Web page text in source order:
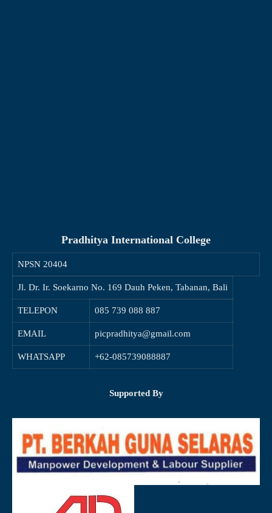
Pradhitya International College
NPSN 20404
Jl. Dr. Ir. Soekarno No. 169 Dauh Peken, Tabanan, Bali
TELEPON 085 739 088 887
EMAIL picpradhitya@gmail.com
WHATSAPP +62-085739088887
Supported By